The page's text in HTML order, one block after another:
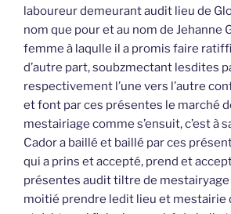
laboureur demeurant audit lieu de
nom que pour et au nom de Jehanne
femme à laqulle il a promis faire
d’autre part, soubzmectant lesdites
respectivement l’une vers l’autre
et font par ces présentes le marché
mestairiage comme s’ensuit, c’est à
Cador a baillé et baillé par ces
qui a prins et accepté, prend et
présentes audit tiltre de
moitié prendre ledit lieu et mestairie